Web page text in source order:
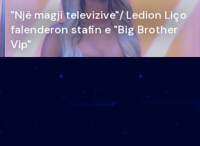
"Një magji televizive"/ Ledion Liço
falenderon stafin e "Big Brother
Vip"